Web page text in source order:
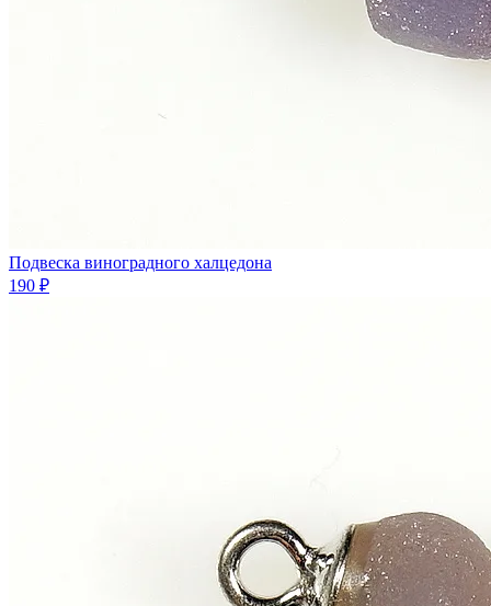
Подвеска виноградного халцедона
190 ₽